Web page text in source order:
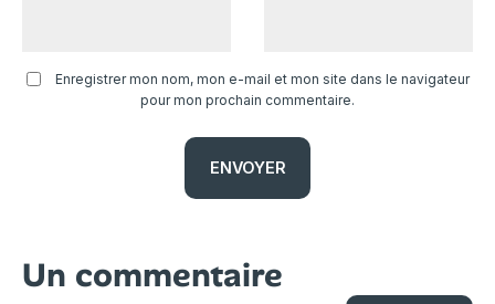
Enregistrer mon nom, mon e-mail et mon site dans le navigateur
pour mon prochain commentaire.
Un commentaire